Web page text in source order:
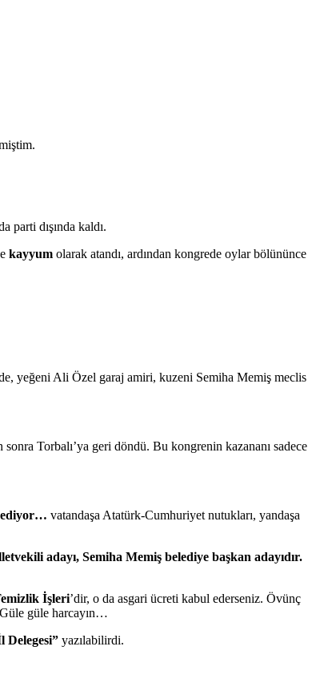
parti dışında kaldı.
kayyum olarak atandı, ardından kongrede oylar bölününce
yeğeni Ali Özel garaj amiri, kuzeni Semiha Memiş meclis
sonra Torbalı’ya geri döndü. Bu kongrenin kazananı sadece
ediyor… vatandaşa Atatürk-Cumhuriyet nutukları, yandaşa
adayı, Semiha Memiş belediye başkan adayıdır.
İşleri’dir, o da asgari ücreti kabul ederseniz. Övünç
güle harcayın…
Delegesi” yazılabilirdi.